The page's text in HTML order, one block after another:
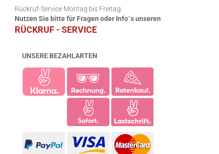
Rückruf-Service Montag bis Freitag:
Nutzen Sie bitte für Fragen oder Info`s unseren
RÜCKRUF - SERVICE
UNSERE BEZAHLARTEN